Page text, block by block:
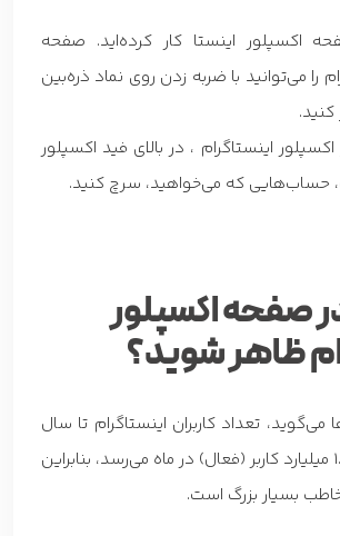
اکسپلور اینستا کار کرده‌اید. صفحه
را می‌توانید با ضربه زدن روی نماد ذره‌بین
کنید.
اینستاگرام ، در بالای فید اکسپلور
حساب‌هایی که می‌خواهید، سرچ کنید.
صفحه اکسپلور
ظاهر شوید؟
می‌گوید، تعداد کاربران اینستاگرام تا سال
2025 به عدد 1.44 میلیارد کاربر (فعال) در ماه می‌رسد، بنابراین
بسیار بزرگ است.